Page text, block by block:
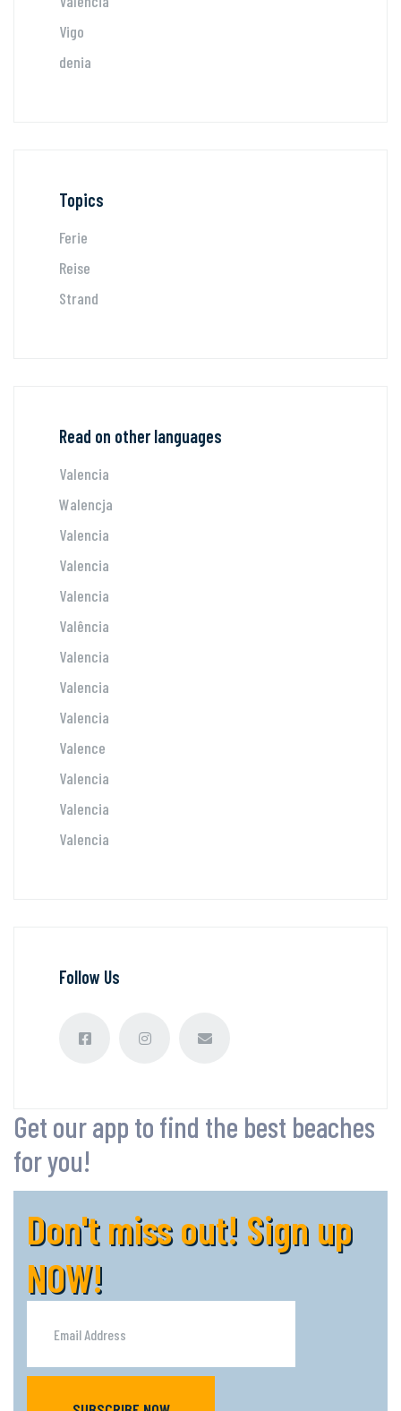
Vigo
denia
Topics
Ferie
Reise
Strand
Read on other languages
Valencia
Walencja
Valencia
Valencia
Valencia
Valência
Valencia
Valencia
Valencia
Valence
Valencia
Valencia
Valencia
Follow Us
Get our app to find the best beaches
for you!
Don't miss out! Sign up
NOW!